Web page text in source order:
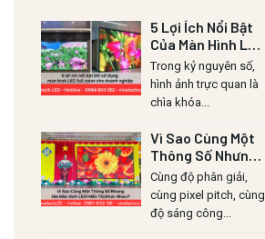
5 Lợi Ích Nổi Bật
Của Màn Hình LED
Lull Color Cho
Doanh Nghiệp
Trong kỷ nguyên số,
hình ảnh trực quan là
chìa khóa...
Vì Sao Cùng Một
Thông Số Nhưng
Hai Màn Hình LED
Hiển Thị Khác
Nhau?
Cùng độ phân giải,
cùng pixel pitch, cùng
độ sáng công...